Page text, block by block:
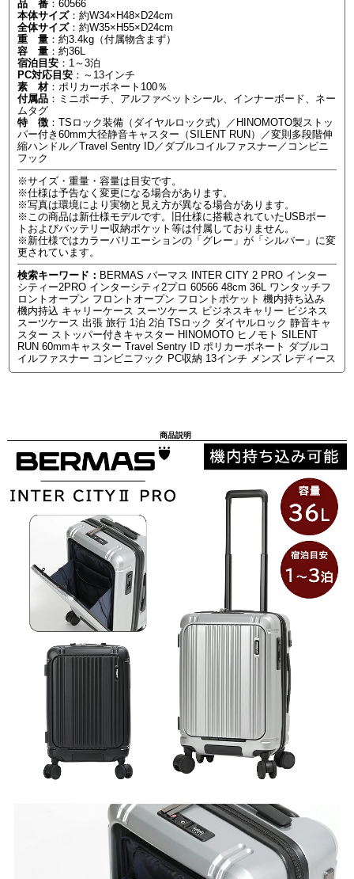
品 番 ：60566
本体サイズ：約W34×H48×D24cm
全体サイズ：約W35×H55×D24cm
重 量 ：約3.4kg（付属物含まず）
容 量 ：約36L
宿泊目安 ：1～3泊
PC対応目安 ：～13インチ
素 材：ポリカーボネート100％
付属品 ：ミニポーチ、アルファベットシール、インナーボード、ネー
ムタグ
特 徴 ：TSロック装備（ダイヤルロック式）／HINOMOTO製ストッ
パー付き60mm大径静音キャスター（SILENT RUN）／変則多段階伸
縮ハンドル／Travel Sentry ID／ダブルコイルファスナー／コンビニ
フック
※サイズ・重量・容量は目安です。
※仕様は予告なく変更になる場合があります。
※写真は環境により実物と見え方が異なる場合があります。
※この商品は新仕様モデルです。旧仕様に搭載されていたUSBポー
トおよびバッテリー収納ポケット等は付属しておりません。
※新仕様ではカラーバリエーションの「グレー」が「シルバー」に変
更されています。
検索キーワード： BERMAS バーマス INTER CITY 2 PRO インター
シティー2PRO インターシティ2プロ 60566 48cm 36L ワンタッチフ
ロントオープン フロントオープン フロントポケット 機内持ち込み
機内持込 キャリーケース スーツケース ビジネスキャリー ビジネス
スーツケース 出張 旅行 1泊 2泊 TSロック ダイヤルロック 静音キャ
スター ストッパー付きキャスター HINOMOTO ヒノモト SILENT
RUN 60mmキャスター Travel Sentry ID ポリカーボネート ダブルコ
イルファスナー コンビニフック PC収納 13インチ メンズ レディース
商品説明